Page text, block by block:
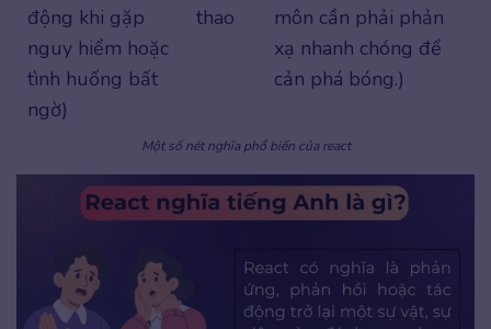
động khi gặp
nguy hiểm hoặc
tình huống bất
ngờ)
thao
môn cần phải phản
xạ nhanh chóng để
cản phá bóng.)
Một số nét nghĩa phổ biến của react